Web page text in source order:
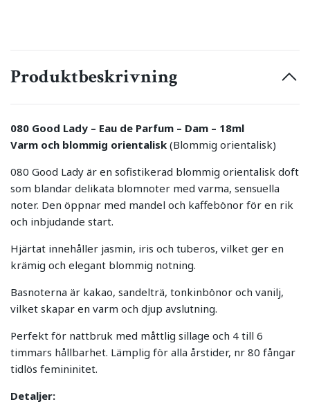
Produktbeskrivning
080 Good Lady – Eau de Parfum – Dam – 18ml
Varm och blommig orientalisk (Blommig orientalisk)
080 Good Lady är en sofistikerad blommig orientalisk doft
som blandar delikata blomnoter med varma, sensuella
noter. Den öppnar med mandel och kaffebönor för en rik
och inbjudande start.
Hjärtat innehåller jasmin, iris och tuberos, vilket ger en
krämig och elegant blommig notning.
Basnoterna är kakao, sandelträ, tonkinbönor och vanilj,
vilket skapar en varm och djup avslutning.
Perfekt för nattbruk med måttlig sillage och 4 till 6
timmars hållbarhet. Lämplig för alla årstider, nr 80 fångar
tidlös femininitet.
Detaljer: